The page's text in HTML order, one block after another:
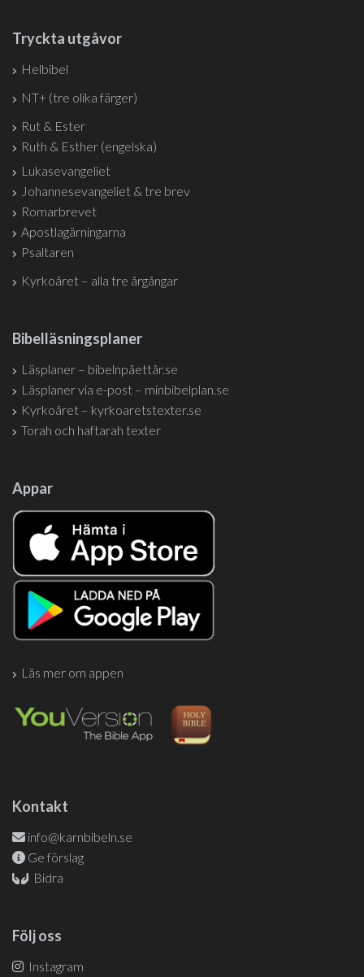
Tryckta utgåvor
Helbibel
NT+ (tre olika färger)
Rut & Ester
Ruth & Esther (engelska)
Lukasevangeliet
Johannesevangeliet & tre brev
Romarbrevet
Apostlagärningarna
Psaltaren
Kyrkoåret – alla tre årgångar
Bibelläsningsplaner
Läsplaner – bibelnpåettår.se
Läsplaner via e-post – minbibelplan.se
Kyrkoåret – kyrkoaretstexter.se
Torah och haftarah texter
Appar
Läs mer om appen
Kontakt
info@karnbibeln.se
Ge förslag
Bidra
Följ oss
Instagram